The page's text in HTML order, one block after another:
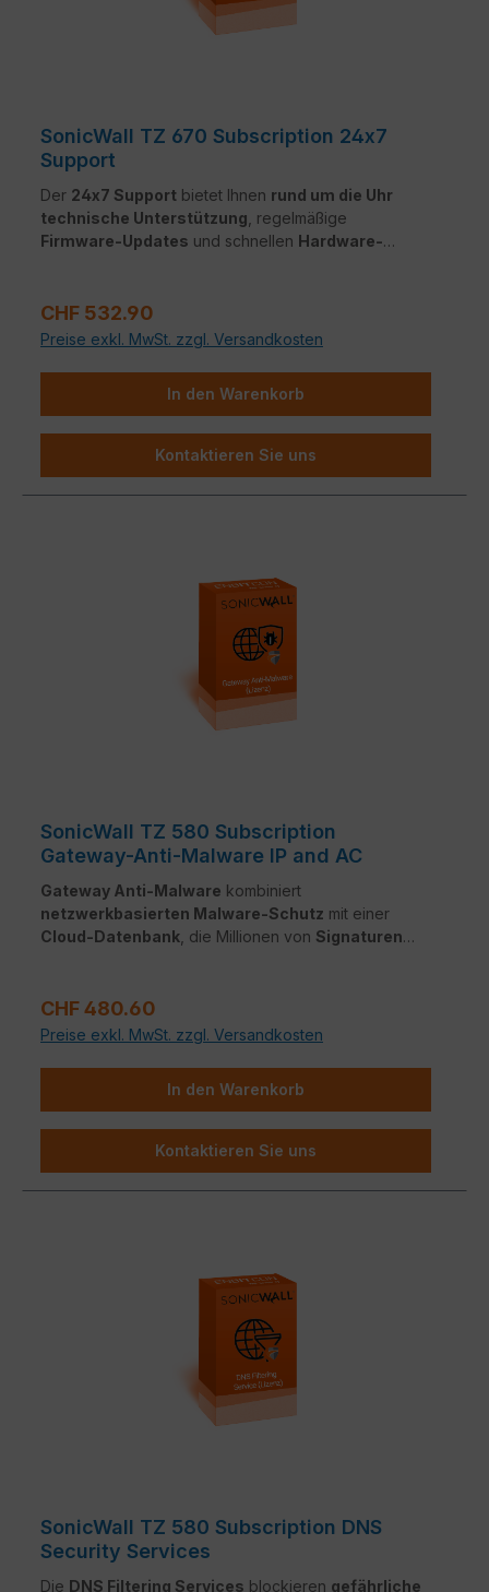
SonicWall TZ 670 Subscription 24x7
Support
Der 24x7 Support bietet Ihnen rund um die Uhr
technische Unterstützung , regelmäßige
Firmware-Updates und schnellen Hardware-
Stand – ohne lange Ausfallzeiten oder komplizierte
Supportwege.
Regulärer Preis:
CHF 532.90
Preise exkl. MwSt. zzgl. Versandkosten
In den Warenkorb
Kontaktieren Sie uns
SonicWall TZ 580 Subscription
Gateway-Anti-Malware IP and AC
Gateway Anti-Malware kombiniert
netzwerkbasierten Malware-Schutz mit einer
Cloud-Datenbank , die Millionen von Signaturen
dauerhaften Netzwerkschutz
Regulärer Preis:
CHF 480.60
Preise exkl. MwSt. zzgl. Versandkosten
In den Warenkorb
Kontaktieren Sie uns
SonicWall TZ 580 Subscription DNS
Security Services
Die DNS Filtering Services blockieren gefährliche